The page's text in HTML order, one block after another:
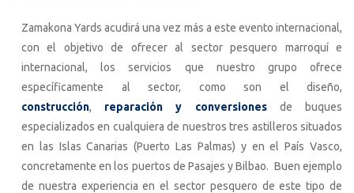
Zamakona Yards acudirá una vez más a este evento internacional,
con el objetivo de ofrecer al sector pesquero marroquí e
internacional, los servicios que nuestro grupo ofrece
específicamente al sector, como son el diseño,
construcción, reparación y conversionesde buques
especializados en cualquiera de nuestros tres astilleros situados
en las Islas Canarias (Puerto Las Palmas) y en el País Vasco,
concretamente en los puertos de Pasajes y Bilbao. Buen ejemplo
de nuestra experiencia en el sector pesquero de este tipo de